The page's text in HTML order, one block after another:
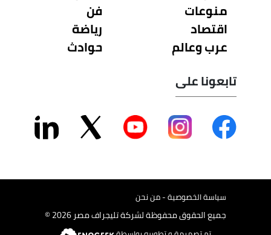
منوعات
اقتصاد
عرب وعالم
فن
رياضة
حوادث
تابعونا على
سياسة الخصوصية - من نحن
جميع الحقوق محفوظة لشركة تليجراف مصر 2026 ©